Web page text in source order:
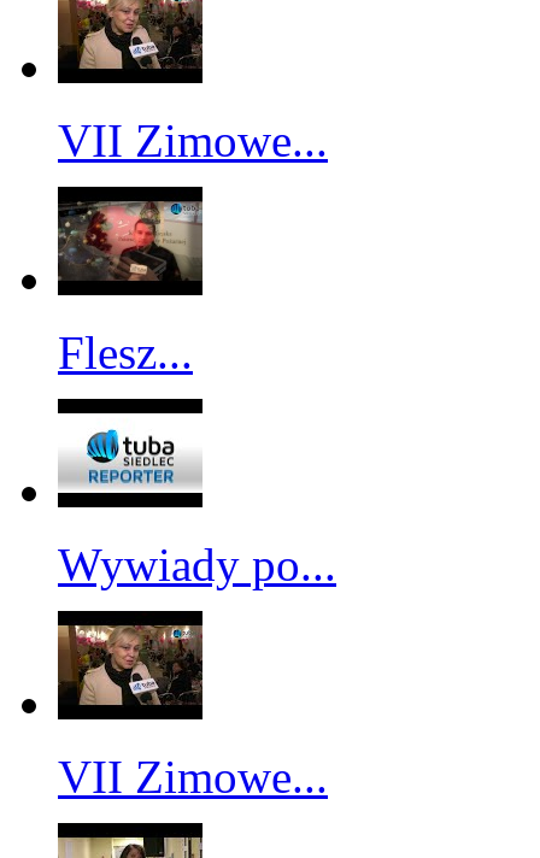
VII Zimowe...
Flesz...
Wywiady po...
VII Zimowe...